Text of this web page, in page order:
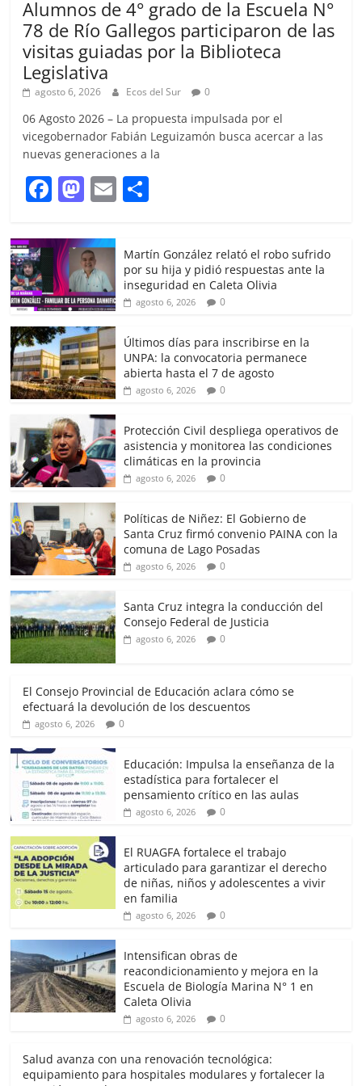
Alumnos de 4° grado de la Escuela N°
78 de Río Gallegos participaron de las
visitas guiadas por la Biblioteca
Legislativa
agosto 6, 2026 Ecos del Sur 0
06 Agosto 2026 – La propuesta impulsada por el
vicegobernador Fabián Leguizamón busca acercar a las
nuevas generaciones a la
F
c
e
b
o
o
k
M
st
o
d
o
n
E
ar
e
Martín González relató el robo sufrido
por su hija y pidió respuestas ante la
inseguridad en Caleta Olivia
agosto 6, 2026 0
Últimos días para inscribirse en la
UNPA: la convocatoria permanece
abierta hasta el 7 de agosto
agosto 6, 2026 0
Protección Civil despliega operativos de
asistencia y monitorea las condiciones
climáticas en la provincia
agosto 6, 2026 0
Políticas de Niñez: El Gobierno de
Santa Cruz firmó convenio PAINA con la
comuna de Lago Posadas
agosto 6, 2026 0
Santa Cruz integra la conducción del
Consejo Federal de Justicia
agosto 6, 2026 0
El Consejo Provincial de Educación aclara cómo se
efectuará la devolución de los descuentos
agosto 6, 2026 0
Educación: Impulsa la enseñanza de la
estadística para fortalecer el
pensamiento crítico en las aulas
agosto 6, 2026 0
El RUAGFA fortalece el trabajo
articulado para garantizar el derecho
de niñas, niños y adolescentes a vivir
en familia
agosto 6, 2026 0
Intensifican obras de
reacondicionamiento y mejora en la
Escuela de Biología Marina N° 1 en
Caleta Olivia
agosto 6, 2026 0
Salud avanza con una renovación tecnológica:
equipamiento para hospitales modulares y fortalecer la